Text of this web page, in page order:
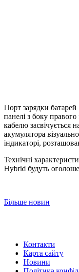
Порт зарядки батарей
панелі з боку
кабелю засвічується
акумулятора
індикаторі,
Технічні
Hybrid будуть
Більше новин
Контакти
Карта сайту
Новини